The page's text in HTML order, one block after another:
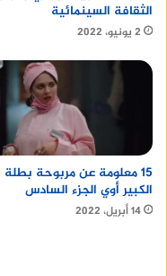
الثقافة السينمائية
2 يونيو، 2022
15 معلومة عن مربوحة بطلة
الكبير أوي الجزء السادس
14 أبريل، 2022